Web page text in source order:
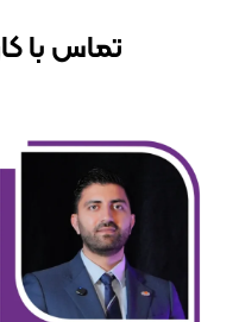
تماس با